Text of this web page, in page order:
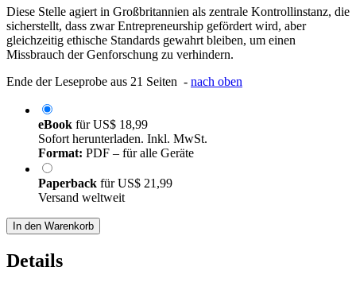
Diese Stelle agiert in Großbritannien als zentrale Kontrollinstanz, die
sicherstellt, dass zwar Entrepreneurship gefördert wird, aber
gleichzeitig ethische Standards gewahrt bleiben, um einen
Missbrauch der Genforschung zu verhindern.
Ende der Leseprobe aus 21 Seiten - nach oben
eBook fürUS$ 18,99
Sofort herunterladen. Inkl. MwSt.
Format: PDF – für alle Geräte
Paperback fürUS$ 21,99
Versand weltweit
In den Warenkorb
Details